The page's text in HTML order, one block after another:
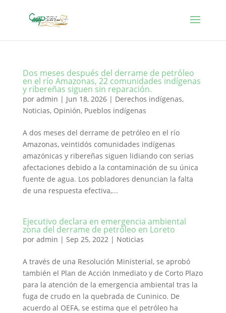
Dos meses después del derrame de petróleo
en el río Amazonas, 22 comunidades indígenas
y ribereñas siguen sin reparación.
por admin | Jun 18, 2026| Derechos indígenas,
Noticias, Opinión, Pueblos indígenas
A dos meses del derrame de petróleo en el río
Amazonas, veintidós comunidades indígenas
amazónicas y ribereñas siguen lidiando con serias
afectaciones debido a la contaminación de su única
fuente de agua. Los pobladores denuncian la falta
de una respuesta efectiva,...
Ejecutivo declara en emergencia ambiental
zona del derrame de petróleo en Loreto
por admin | Sep 25, 2022| Noticias
A través de una Resolución Ministerial, se aprobó
también el Plan de Acción Inmediato y de Corto Plazo
para la atención de la emergencia ambiental tras la
fuga de crudo en la quebrada de Cuninico. De
acuerdo al OEFA, se estima que el petróleo ha